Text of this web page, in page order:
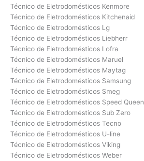
Técnico de Eletrodomésticos Kenmore
Técnico de Eletrodomésticos Kitchenaid
Técnico de Eletrodomésticos Lg
Técnico de Eletrodomésticos Liebherr
Técnico de Eletrodomésticos Lofra
Técnico de Eletrodomésticos Maruel
Técnico de Eletrodomésticos Maytag
Técnico de Eletrodomésticos Samsung
Técnico de Eletrodomésticos Smeg
Técnico de Eletrodomésticos Speed Queen
Técnico de Eletrodomésticos Sub Zero
Técnico de Eletrodomésticos Tecno
Técnico de Eletrodomésticos U-line
Técnico de Eletrodomésticos Viking
Técnico de Eletrodomésticos Weber